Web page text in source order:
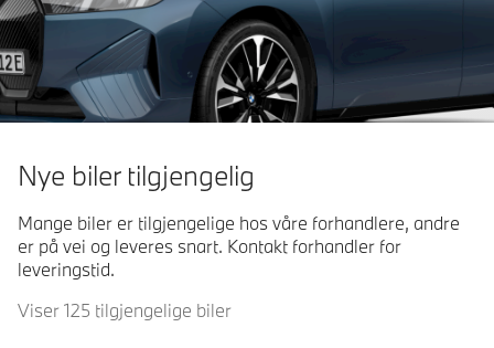
Nye biler tilgjengelig
Mange biler er tilgjengelige hos våre forhandlere, andre
er på vei og leveres snart. Kontakt forhandler for
leveringstid.
Viser 125 tilgjengelige biler